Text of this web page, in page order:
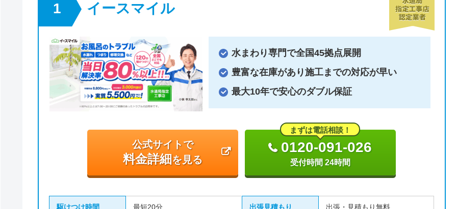
イースマイル
水まわり専門で全国45拠点展開
豊富な在庫があり施工までの対応が早い
最大10年で安心のダブル保証
公式サイトで
料金詳細を見る
まずは電話相談！
0120-091-026
受付時間 24時間
駆けつけ時間 最短20分 出張見積もり 出張・見積もり無料